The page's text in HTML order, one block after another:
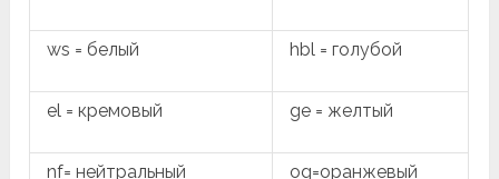
ws = белый hbl = голубой
el = кремовый ge = желтый
nf= нейтральный og=оранжевый